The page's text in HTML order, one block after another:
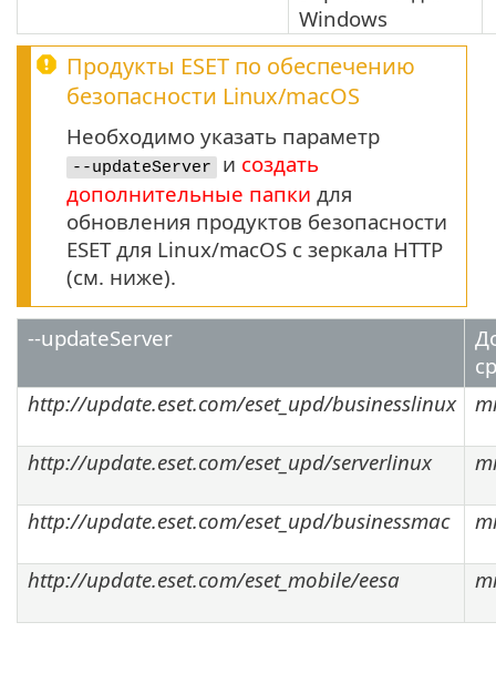
Windows
Продукты ESET по обеспечению
безопасности Linux/macOS
Необходимо указать параметр
--updateServer и создать
дополнительные папки для
обновления продуктов безопасности
ESET для Linux/macOS с зеркала HTTP
(см. ниже).
--updateServer
http://update.eset.com/eset_upd/businesslinux
http://update.eset.com/eset_upd/serverlinux
http://update.eset.com/eset_upd/businessmac
http://update.eset.com/eset_mobile/eesa